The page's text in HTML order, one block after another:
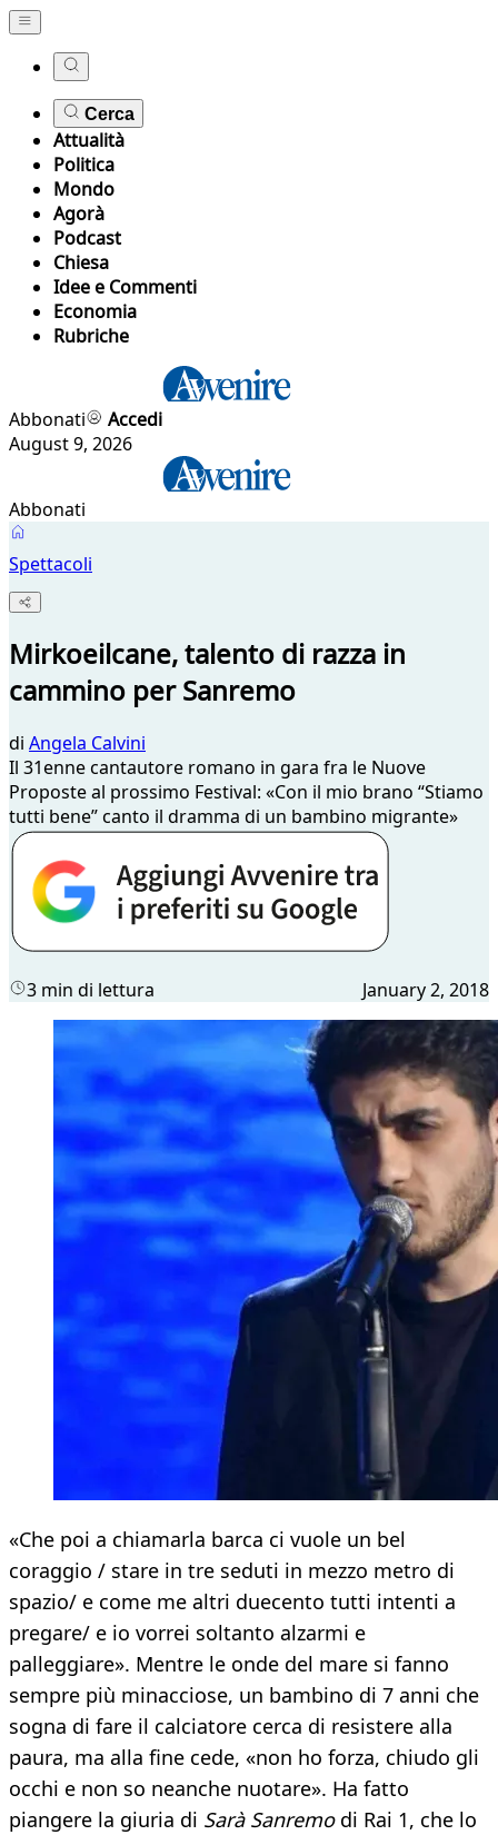
Cerca
Attualità
Politica
Mondo
Agorà
Podcast
Chiesa
Idee e Commenti
Economia
Rubriche
Abbonati
Accedi
August 9, 2026
Abbonati
Spettacoli
Mirkoeilcane, talento di razza in
cammino per Sanremo
di Angela Calvini
Il 31enne cantautore romano in gara fra le Nuove
Proposte al prossimo Festival: «Con il mio brano “Stiamo
tutti bene” canto il dramma di un bambino migrante»
3 min di lettura January 2, 2018
«Che poi a chiamarla barca ci vuole un bel
coraggio / stare in tre seduti in mezzo metro di
spazio/ e come me altri duecento tutti intenti a
pregare/ e io vorrei soltanto alzarmi e
palleggiare». Mentre le onde del mare si fanno
sempre più minacciose, un bambino di 7 anni che
sogna di fare il calciatore cerca di resistere alla
paura, ma alla fine cede, «non ho forza, chiudo gli
occhi e non so neanche nuotare». Ha fatto
piangere la giuria di Sarà Sanremodi Rai 1, che lo